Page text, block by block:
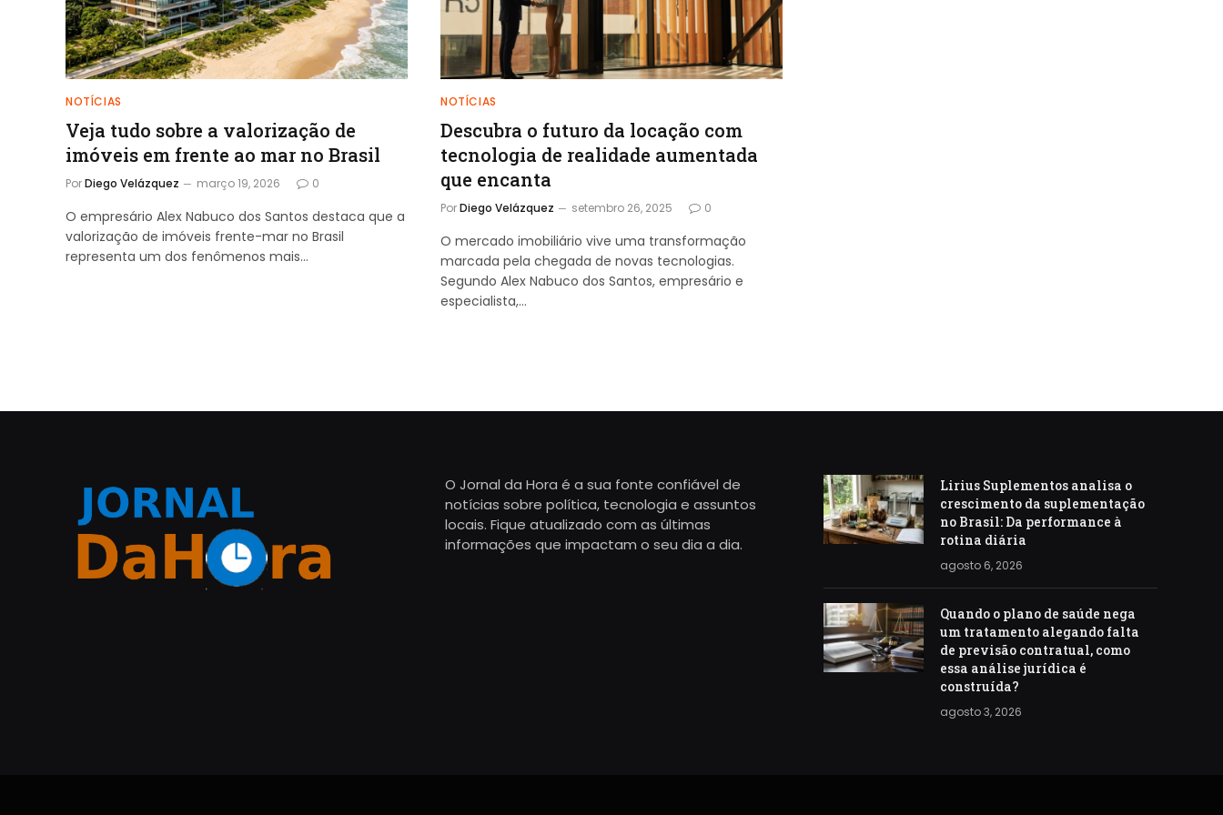
NOTÍCIAS
Veja tudo sobre a valorização de
imóveis em frente ao mar no Brasil
PorDiego Velázquez março 19, 2026 0
O empresário Alex Nabuco dos Santos destaca que a
valorização de imóveis frente-mar no Brasil
representa um dos fenômenos mais…
NOTÍCIAS
Descubra o futuro da locação com
tecnologia de realidade aumentada
que encanta
PorDiego Velázquez setembro 26, 2025 0
O mercado imobiliário vive uma transformação
marcada pela chegada de novas tecnologias.
Segundo Alex Nabuco dos Santos, empresário e
especialista,…
O Jornal da Hora é a sua fonte confiável de
notícias sobre política, tecnologia e assuntos
locais. Fique atualizado com as últimas
informações que impactam o seu dia a dia.
Lirius Suplementos analisa o
crescimento da suplementação
no Brasil: Da performance à
rotina diária
agosto 6, 2026
Quando o plano de saúde nega
um tratamento alegando falta
de previsão contratual, como
essa análise jurídica é
construída?
agosto 3, 2026